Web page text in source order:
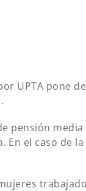
UPTA pone
pensión
el caso de